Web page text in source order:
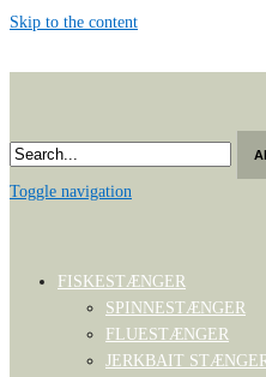
Skip to the content
Toggle navigation
FISKESTÆNGER
SPINNESTÆNGER
FLUESTÆNGER
JERKBAIT